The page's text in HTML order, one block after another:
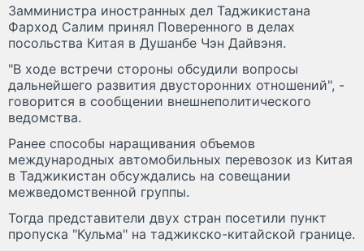
Замминистра иностранных дел Таджикистана
Фарход Салим принял Поверенного в делах
посольства Китая в Душанбе Чэн Дайвэня.
"В ходе встречи стороны обсудили вопросы
дальнейшего развития двусторонних отношений", -
говорится в сообщении внешнеполитического
ведомства.
Ранее способы наращивания объемов
международных автомобильных перевозок из Китая
в Таджикистан обсуждались на совещании
межведомственной группы.
Тогда представители двух стран посетили пункт
пропуска "Кульма" на таджикско-китайской границе.